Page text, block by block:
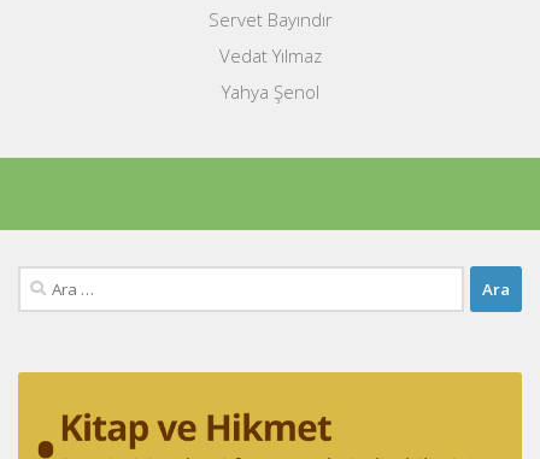
Servet Bayındır
Vedat Yılmaz
Yahya Şenol
Arama: